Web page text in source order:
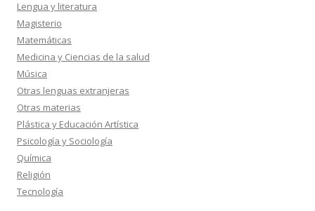
Lengua y literatura
Magisterio
Matemáticas
Medicina y Ciencias de la salud
Música
Otras lenguas extranjeras
Otras materias
Plástica y Educación Artística
Psicología y Sociología
Química
Religión
Tecnología